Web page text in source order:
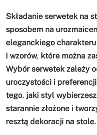
Składanie serwetek na
sposobem na
eleganckiego
i wzorów, które można
Wybór serwetek zależy
uroczystości i
tego, jaki styl wybierzesz
starannie złożone i
resztą dekoracji na stole.